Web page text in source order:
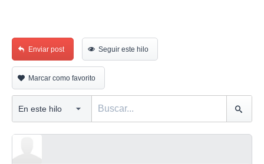
Enviar post Seguir este hilo
Marcar como favorito